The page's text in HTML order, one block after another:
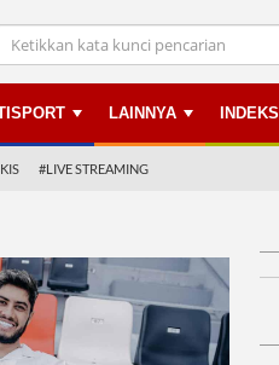
LAINNYA INDEKS
#LIVE STREAMING